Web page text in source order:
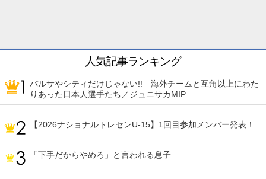
人気記事ランキング
バルサやシティだけじゃない!! 海外チームと互角以上にわた
りあった日本人選手たち／ジュニサカMIP
【2026ナショナルトレセンU-15】1回目参加メンバー発表！
「下手だからやめろ」と言われる息子